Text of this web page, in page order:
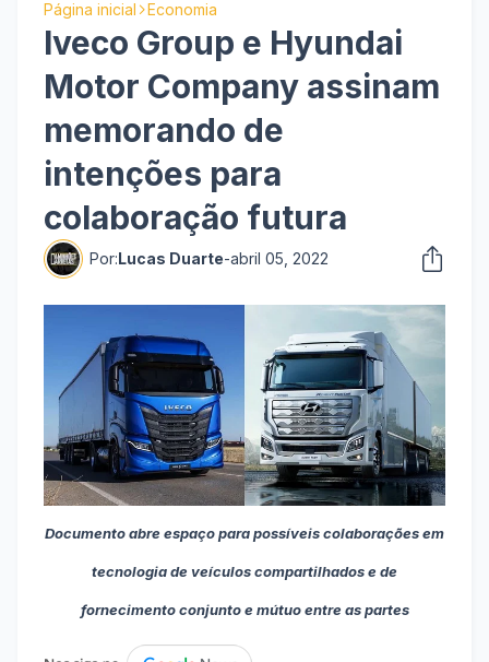
Página inicial Economia
Iveco Group e Hyundai
Motor Company assinam
memorando de
intenções para
colaboração futura
Por:Lucas Duarte-abril 05, 2022
Documento abre espaço para possíveis colaborações em
tecnologia de veículos compartilhados e de
fornecimento conjunto e mútuo entre as partes